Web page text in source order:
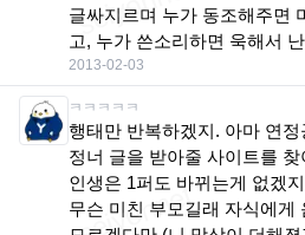
글싸지르며 누가 동조해주면
고, 누가 쓴소리하면 욱해서
2013-02-03
ㅋㅋㅋㅋㅋ
행태만 반복하겠지. 아마 연
정너 글을 받아줄 사이트를
인생은 1퍼도 바뀌는게 없겠
무슨 미친 부모길래 자식에게